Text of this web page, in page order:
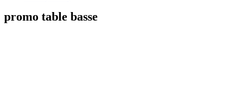
promo table basse